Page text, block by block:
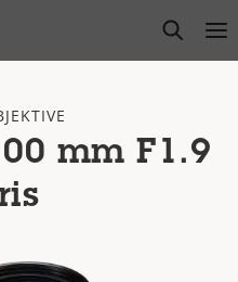
open
mm F1.9